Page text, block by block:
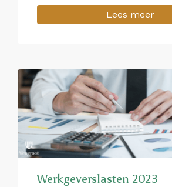
Lees meer
Werkgeverslasten 2023